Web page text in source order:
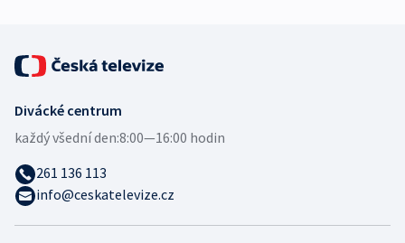
Divácké centrum
každý všední den:8:00—16:00 hodin
261 136 113
info@ceskatelevize.cz